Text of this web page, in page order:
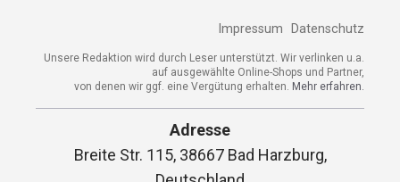
Impressum Datenschutz
Unsere Redaktion wird durch Leser unterstützt. Wir verlinken u.a.
auf ausgewählte Online-Shops und Partner,
von denen wir ggf. eine Vergütung erhalten. Mehr erfahren.
Adresse
Breite Str. 115, 38667 Bad Harzburg,